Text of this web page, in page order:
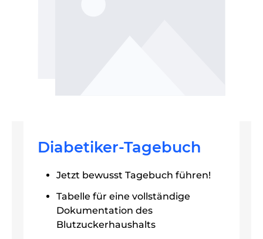
Diabetiker-Tagebuch
Jetzt bewusst Tagebuch führen!
Tabelle für eine vollständige
Dokumentation des
Blutzuckerhaushalts